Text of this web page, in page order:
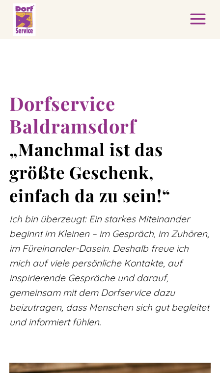
Dorfservice
Baldramsdorf
„Manchmal ist das
größte Geschenk,
einfach da zu sein!“
Ich bin überzeugt: Ein starkes Miteinander
beginnt im Kleinen – im Gespräch, im Zuhören,
im Füreinander-Dasein. Deshalb freue ich
mich auf viele persönliche Kontakte, auf
inspirierende Gespräche und darauf,
gemeinsam mit dem Dorfservice dazu
beizutragen, dass Menschen sich gut begleitet
und informiert fühlen.